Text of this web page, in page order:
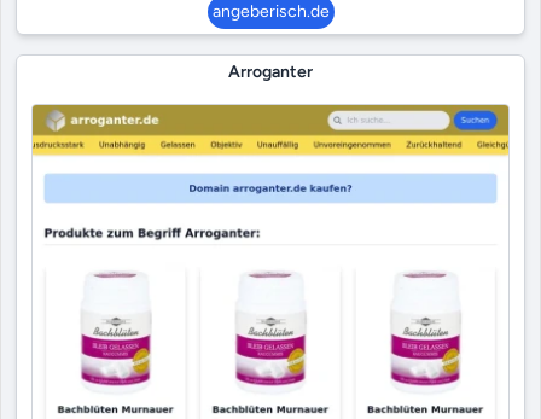
angeberisch.de
Arroganter